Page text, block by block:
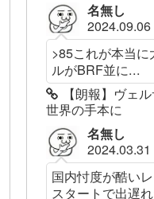
名無し
2024.09.06
>85これが本当
ルがBRF並に...
【朗報】ヴェ
世界の手本に
名無し
2024.03.31
国内忖度が酷い
スタートで出遅